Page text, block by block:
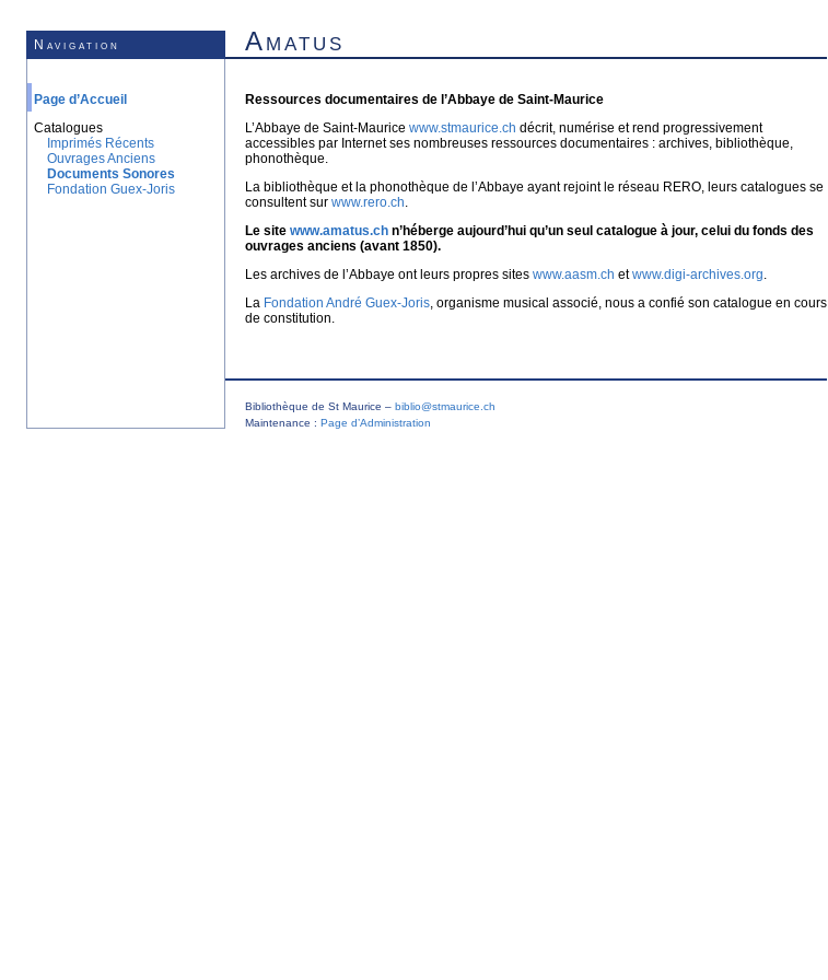
Navigation Amatus
Page d’Accueil
Catalogues
Imprimés Récents
Ouvrages Anciens
Documents Sonores
Fondation Guex-Joris
Ressources documentaires de l’Abbaye de Saint-Maurice
L’Abbaye de Saint-Maurice www.stmaurice.ch décrit, numérise et rend progressivement
accessibles par Internet ses nombreuses ressources documentaires : archives, bibliothèque,
phonothèque.
La bibliothèque et la phonothèque de l’Abbaye ayant rejoint le réseau RERO, leurs catalogues se
consultent sur www.rero.ch.
Le site www.amatus.ch n’héberge aujourd’hui qu’un seul catalogue à jour, celui du fonds des
ouvrages anciens (avant 1850).
Les archives de l’Abbaye ont leurs propres sites www.aasm.ch etwww.digi-archives.org.
La Fondation André Guex-Joris, organisme musical associé, nous a confié son catalogue en cours
de constitution.
Bibliothèque de St Maurice – biblio@stmaurice.ch
Maintenance : Page d’Administration